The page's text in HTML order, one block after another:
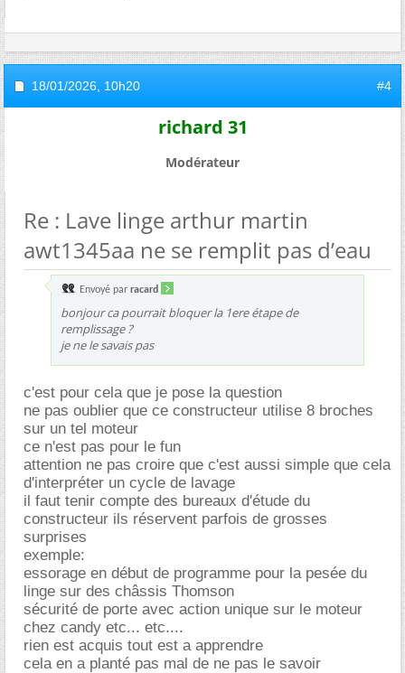
18/01/2026, 10h20 #4
richard 31
Modérateur
Re : Lave linge arthur martin
awt1345aa ne se remplit pas d’eau
Envoyé par racard
bonjour ca pourrait bloquer la 1ere étape de
remplissage ?
je ne le savais pas
c'est pour cela que je pose la question
ne pas oublier que ce constructeur utilise 8 broches
sur un tel moteur
ce n'est pas pour le fun
attention ne pas croire que c'est aussi simple que cela
d'interpréter un cycle de lavage
il faut tenir compte des bureaux d'étude du
constructeur ils réservent parfois de grosses
surprises
exemple:
essorage en début de programme pour la pesée du
linge sur des châssis Thomson
sécurité de porte avec action unique sur le moteur
chez candy etc... etc....
rien est acquis tout est a apprendre
cela en a planté pas mal de ne pas le savoir